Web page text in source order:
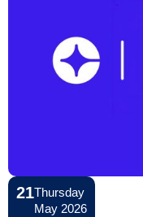
21Thursday
May 2026
Conference